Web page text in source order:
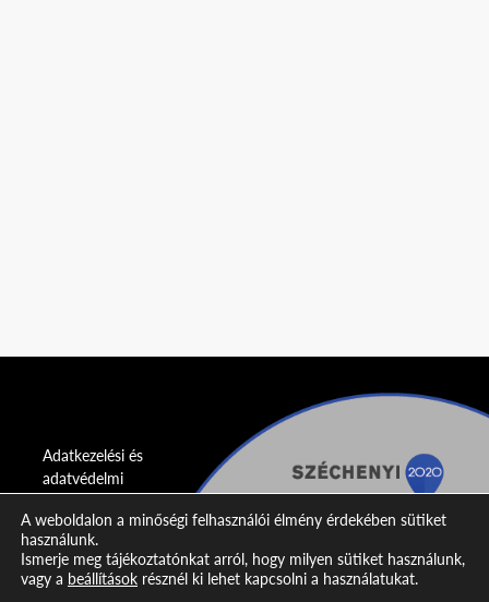
Adatkezelési és
adatvédelmi
Impresszum
Kapcsolat
A weboldalon a minőségi felhasználói élmény érdekében sütiket
használunk.
Ismerje meg tájékoztatónkat arról, hogy milyen sütiket használunk,
vagy a beállítások résznél ki lehet kapcsolni a használatukat.